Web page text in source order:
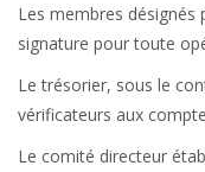
Les membres désignés
signature pour toute
Le trésorier, sous le
vérificateurs aux
Le comité directeur